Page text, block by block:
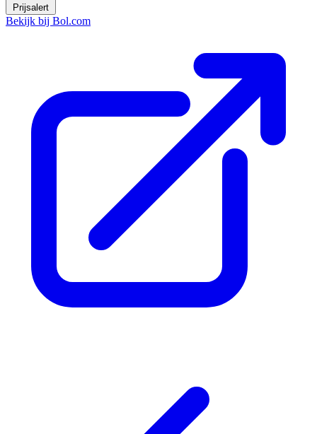
Prijsalert
Bekijk bij Bol.com